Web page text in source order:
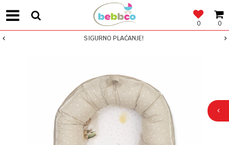
0
0
SIGURNO PLAĆANJE!